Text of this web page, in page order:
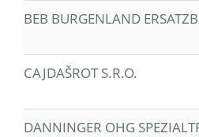
BEB BURGENLAND
CAJDAŠROT S.R.O.
DANNINGER OHG